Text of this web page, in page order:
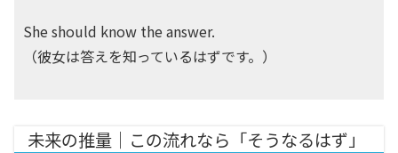
She should know the answer.
（彼女は答えを知っているはずです。）
未来の推量｜この流れなら「そうなるはず」